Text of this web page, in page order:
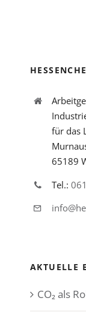
für das
65189
Tel.:
AKTUELLE
CO₂ als